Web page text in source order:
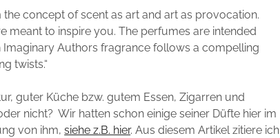
concept of scent as art and art as provocation.
meant to inspire you. The perfumes are intended
Imaginary Authors fragrance follows a compelling
twists.“
guter Küche bzw. gutem Essen, Zigarren und
nicht? Wir hatten schon einige seiner Düfte hier im
von ihm,siehe z.B. hier. Aus diesem Artikel zitiere ich